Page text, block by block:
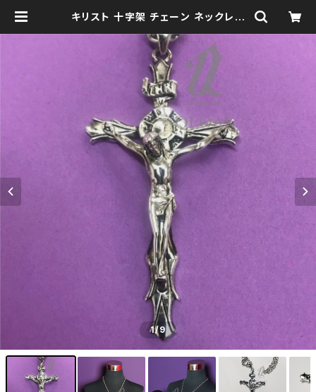
キリスト 十字架 チェーン ネックレス
オ | clothingstore QLOAK -クロ
ーク-
1/9